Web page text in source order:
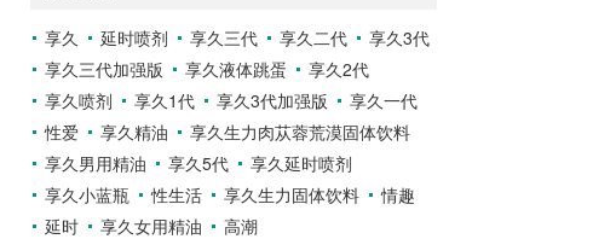
享久 延时喷剂 享久三代 享久二代
享久3代
享久三代加强版
享久液体跳蛋
享久2代
享久喷剂
享久1代 享久3代加强版
享久一代
性爱
享久精油
享久生力肉苁蓉荒漠固体饮料
享久男用精油
享久5代
享久延时喷剂
享久小蓝瓶
性生活 享久生力固体饮料
情趣
延时
享久女用精油 高潮